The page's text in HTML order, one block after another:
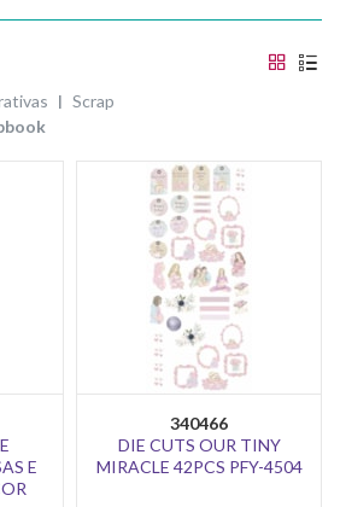
scrap
E
340466
DIE CUTS OUR TINY
MIRACLE 42PCS PFY-4504